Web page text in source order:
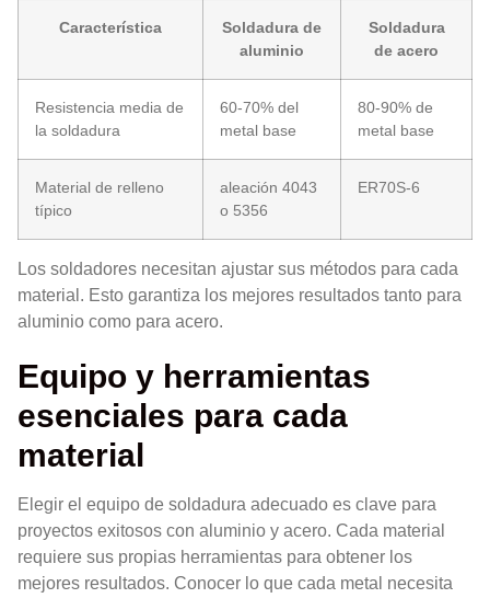
Característica
Soldadura de
aluminio
Soldadura
de acero
Resistencia media de
la soldadura
60-70% del
metal base
80-90% de
metal base
Material de relleno
típico
aleación 4043
o 5356
ER70S-6
Los soldadores necesitan ajustar sus métodos para cada
material. Esto garantiza los mejores resultados tanto para
aluminio como para acero.
Equipo y herramientas
esenciales para cada
material
Elegir el equipo de soldadura adecuado es clave para
proyectos exitosos con aluminio y acero. Cada material
requiere sus propias herramientas para obtener los
mejores resultados. Conocer lo que cada metal necesita